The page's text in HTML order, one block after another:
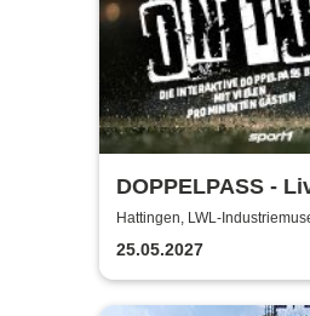
DOPPELPASS -
Hattingen, LWL-
Henrichshütte
25.05.2027